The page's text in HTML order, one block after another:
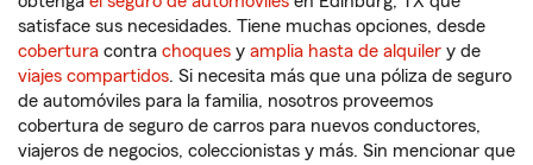
satisface sus necesidades. Tiene muchas opciones, desde
cobertura contra choques y amplia hasta de alquiler y de
viajes compartidos. Si necesita más que una póliza de seguro
de automóviles para la familia, nosotros proveemos
cobertura de seguro de carros para nuevos conductores,
viajeros de negocios, coleccionistas y más. Sin mencionar que